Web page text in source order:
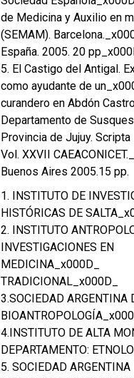
de Medicina y Auxilio en
(SEMAM).
España. 2005. 20
5. El Castigo del Antigal.
como ayudante de
curandero en Abdón
Departamento de
Provincia de Jujuy. Scripta
Vol. XXVII
Buenos Aires 2005.15 pp.
1. INSTITUTO DE
HISTÓRICAS DE
2. INSTITUTO
INVESTIGACIONES EN
MEDICINA_x000D_
TRADICIONAL_x000D_
3.SOCIEDAD ARGENTINA
4.INSTITUTO DE ALTA
DEPARTAMENTO:
5. SOCIEDAD ARGENTINA